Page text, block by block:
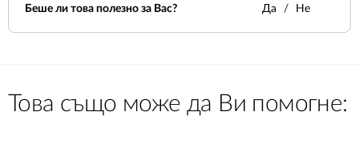
Беше ли това полезно за Вас? Да Не
Това също може да Ви помогне: